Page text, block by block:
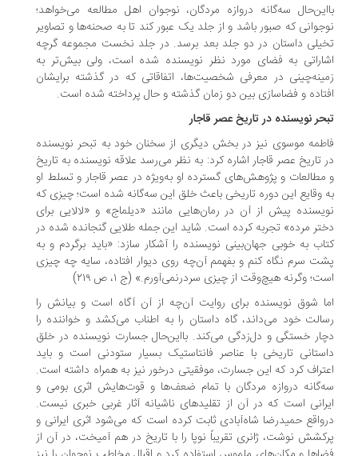
سه‌گانه دروازه مردگان، نوجوان اهل مطالعه می‌خواهد؛
که صبور باشد و از جلد یک عبور کند تا به صحنه‌ها و تصاویر
داستان در دو جلد بعد برسد. در جلد نخست مجموعه گرچه
به فضای مورد نظر نویسنده شده است، ولی بیش‌تر به
در معرفی شخصیت‌ها، اتفاقاتی که در گذشته برایشان
و فضاسازی بین دو زمان گذشته و حال پرداخته شده است.
نویسنده در تاریخ عصر قاجار
موسوی نیز در بخش دیگری از سخنان خود به تبحر نویسنده
تاریخ عصر قاجار اشاره کرد: به نظر می‌رسد علاقه نویسنده به تاریخ
و پژوهش‌های گسترده او به‌ویژه در عصر قاجار و تسلط او
وقایع این دوره تاریخی باعث خلق این سه‌گانه شده است؛ چیزی که
پیش از آن در رمان‌هایی مانند «دیلماج» و «لالایی برای
مرده» تجربه کرده است. شاید این جمله طلایی گنجانده شده در
به خوبی جهان‌بینی نویسنده را آشکار سازد: «باید برگردم و به
سرم نگاه کنم و بفهمم آن‌چه روی دیوار افتاده، سایه چه چیزی
وگرنه هیچ‌وقت از چیزی سردرنمی‌آورم.» (ج ۱، ص ۲۱۹)
شوق نویسنده برای روایت آن‌چه از آن آگاه است و بیانش را
خود می‌داند، گاه داستان را به اطناب می‌کشد و خواننده را
خستگی و دل‌زدگی می‌کند. بااین‌حال جسارت نویسنده در خلق
تاریخی با عناصر فانتاستیک بسیار ستودنی است و باید
کرد که این جسارت، موفقیتی درخور نیز به همراه داشته است.
دروازه مردگان با تمام ضعف‌ها و قوت‌هایش اثری بومی و
است که در آن از تقلیدهای ناشیانه آثار غربی خبری نیست.
حمیدرضا شاه‌آبادی ثابت کرده است که می‌شود اثری ایرانی و
نوشت، ژانری تقریباً نوپا را با تاریخ در هم آمیخت، در آن از